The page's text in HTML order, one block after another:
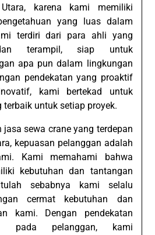
karena kami memiliki
yang luas dalam
terdiri dari para ahli yang
dan terampil, siap untuk
apa pun dalam lingkungan
pendekatan yang proaktif
kami bertekad untuk
untuk setiap proyek.
jasa sewa crane yang terdepan
kepuasan pelanggan adalah
Kami memahami bahwa
kebutuhan dan tantangan
sebabnya kami selalu
cermat kebutuhan dan
kami. Dengan pendekatan
pada pelanggan, kami